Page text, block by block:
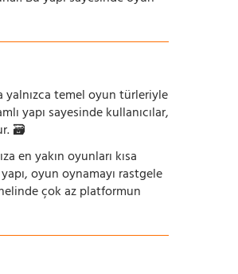
yalnızca temel oyun türleriyle
yapı sayesinde kullanıcılar,
🗃️
en yakın oyunları kısa
oyun oynamayı rastgele
çok az platformun